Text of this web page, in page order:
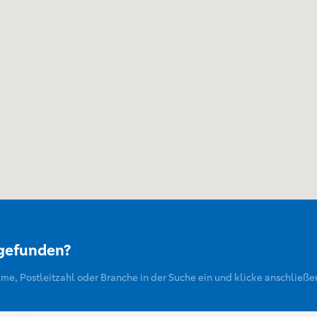
Postleitzahl oder Branche in der Suche ein und klicke